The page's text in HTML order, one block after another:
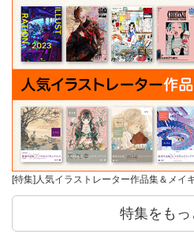
[特集]人気イラストレーター作品集＆メイ
特集をもっ